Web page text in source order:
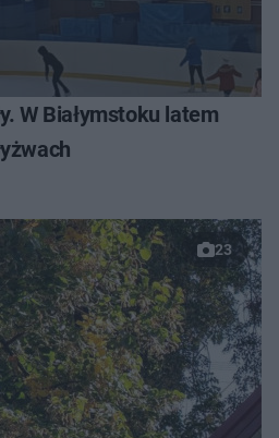
W Białymstoku latem
23